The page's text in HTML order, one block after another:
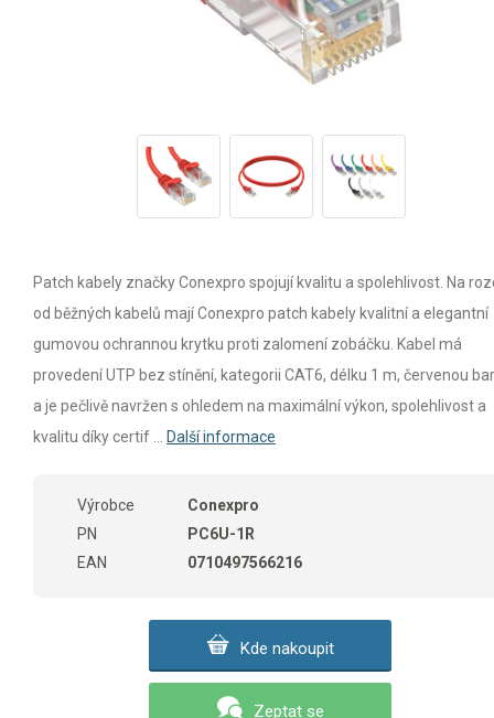
Patch kabely značky Conexpro spojují kvalitu a spolehlivost. Na
od běžných kabelů mají Conexpro patch kabely kvalitní a elegantní
gumovou ochrannou krytku proti zalomení zobáčku. Kabel má
provedení UTP bez stínění, kategorii CAT6, délku 1 m, červenou
a je pečlivě navržen s ohledem na maximální výkon, spolehlivost a
kvalitu díky certif ...
Další informace
Výrobce
Conexpro
PN
PC6U-1R
EAN
0710497566216
Kde nakoupit
Zeptat se